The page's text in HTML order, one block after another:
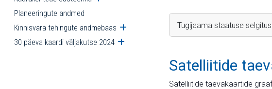
Planeeringute andmed
Kinnisvara tehingute andmebaas Ava alammenüü
30 päeva kaardi väljakutse 2024 Ava alammenüü
Tugijaama staatuse
Satelliitide
Satelliitide taevakaartide